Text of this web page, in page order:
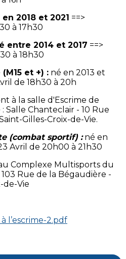
2018 et 2021 ==>
à 17h30
entre 2014 et 2017 ==>
à 18h30
et +) : né en 2013 et
de 18h30 à 20h
à la salle d'Escrime de
Salle Chanteclair - 10 Rue
Gilles-Croix-de-Vie.
(combat sportif) :né en
Avril de 20h00 à 21h30
Complexe Multisports du
Rue de la Bégaudière -
de-Vie
l’escrime-2.pdf